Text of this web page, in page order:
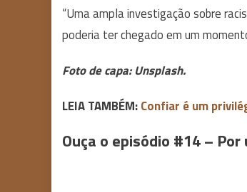
“Uma ampla investigação sobre
poderia ter chegado em um
Foto de capa: Unsplash.
LEIA TAMBÉM:Confiar é um
Ouça o episódio #14 –